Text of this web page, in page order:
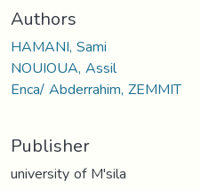
Authors
HAMANI, Sami
NOUIOUA, Assil
Enca/ Abderrahim, ZEMMIT
Publisher
university of M'sila